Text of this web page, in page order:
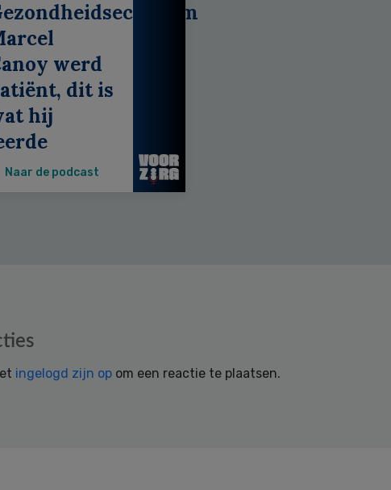
werd
dit is
hij
Naar de podcast
ingelogd zijn op om een reactie te plaatsen.